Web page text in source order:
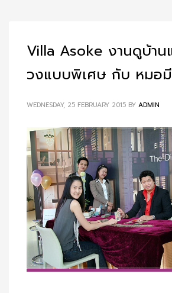
Villa Asoke งานดูบ้าน
วงแบบพิเศษ กับ หมอ
WEDNESDAY, 25 FEBRUARY 2015 BY ADMIN